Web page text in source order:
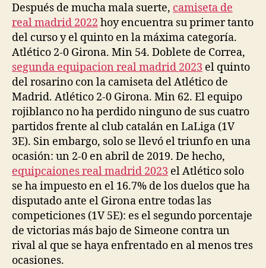
Después de mucha mala suerte, camiseta de
real madrid 2022 hoy encuentra su primer tanto
del curso y el quinto en la máxima categoría.
Atlético 2-0 Girona. Min 54. Doblete de Correa,
segunda equipacion real madrid 2023 el quinto
del rosarino con la camiseta del Atlético de
Madrid. Atlético 2-0 Girona. Min 62. El equipo
rojiblanco no ha perdido ninguno de sus cuatro
partidos frente al club catalán en LaLiga (1V
3E). Sin embargo, solo se llevó el triunfo en una
ocasión: un 2-0 en abril de 2019. De hecho,
equipcaiones real madrid 2023 el Atlético solo
se ha impuesto en el 16.7% de los duelos que ha
disputado ante el Girona entre todas las
competiciones (1V 5E): es el segundo porcentaje
de victorias más bajo de Simeone contra un
rival al que se haya enfrentado en al menos tres
ocasiones.